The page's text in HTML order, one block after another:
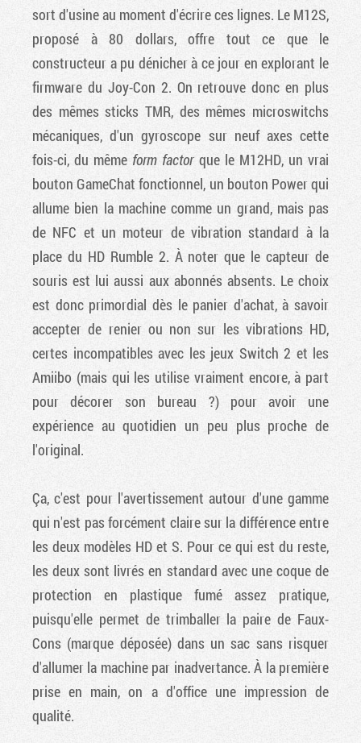
sort d'usine au moment d'écrire ces lignes. Le M12S,
proposé à 80 dollars, offre tout ce que le
constructeur a pu dénicher à ce jour en explorant le
firmware du Joy-Con 2. On retrouve donc en plus
des mêmes sticks TMR, des mêmes microswitchs
mécaniques, d'un gyroscope sur neuf axes cette
fois-ci, du même form factor que le M12HD, un vrai
bouton GameChat fonctionnel, un bouton Power qui
allume bien la machine comme un grand, mais pas
de NFC et un moteur de vibration standard à la
place du HD Rumble 2. À noter que le capteur de
souris est lui aussi aux abonnés absents. Le choix
est donc primordial dès le panier d'achat, à savoir
accepter de renier ou non sur les vibrations HD,
certes incompatibles avec les jeux Switch 2 et les
Amiibo (mais qui les utilise vraiment encore, à part
pour décorer son bureau ?) pour avoir une
expérience au quotidien un peu plus proche de
l'original.
Ça, c'est pour l'avertissement autour d'une gamme
qui n'est pas forcément claire sur la différence entre
les deux modèles HD et S. Pour ce qui est du reste,
les deux sont livrés en standard avec une coque de
protection en plastique fumé assez pratique,
puisqu'elle permet de trimballer la paire de Faux-
Cons (marque déposée) dans un sac sans risquer
d'allumer la machine par inadvertance. À la première
prise en main, on a d'office une impression de
qualité.